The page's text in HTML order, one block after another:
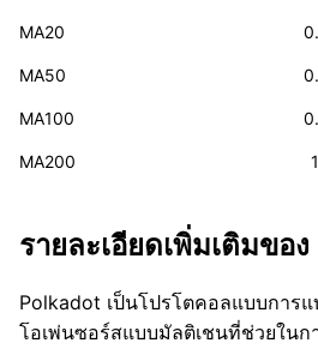
MA20
MA50
MA100
MA200
รายละเอียดเพิ่มเติมของ
Polkadot เป็นโปรโตคอลแบบการ
โอเพ่นซอร์สแบบมัลติเชนที่ช่วยใน